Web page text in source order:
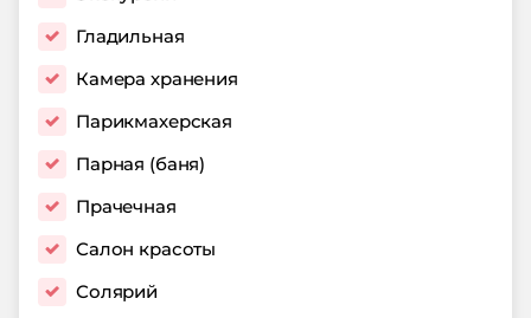
Гладильная
Камера хранения
Парикмахерская
Парная (баня)
Прачечная
Салон красоты
Солярий